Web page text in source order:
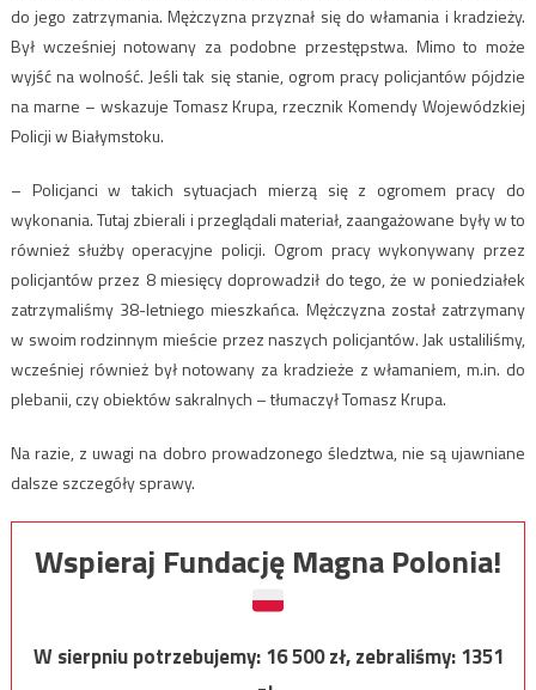
do jego zatrzymania. Mężczyzna przyznał się do włamania i kradzieży.
Był wcześniej notowany za podobne przestępstwa. Mimo to może
wyjść na wolność. Jeśli tak się stanie, ogrom pracy policjantów pójdzie
na marne – wskazuje Tomasz Krupa, rzecznik Komendy Wojewódzkiej
Policji w Białymstoku.
– Policjanci w takich sytuacjach mierzą się z ogromem pracy do
wykonania. Tutaj zbierali i przeglądali materiał, zaangażowane były w to
również służby operacyjne policji. Ogrom pracy wykonywany przez
policjantów przez 8 miesięcy doprowadził do tego, że w poniedziałek
zatrzymaliśmy 38-letniego mieszkańca. Mężczyzna został zatrzymany
w swoim rodzinnym mieście przez naszych policjantów. Jak ustaliliśmy,
wcześniej również był notowany za kradzieże z włamaniem, m.in. do
plebanii, czy obiektów sakralnych – tłumaczył Tomasz Krupa.
Na razie, z uwagi na dobro prowadzonego śledztwa, nie są ujawniane
dalsze szczegóły sprawy.
Wspieraj Fundację Magna Polonia!
W sierpniu potrzebujemy:16 500zł, zebraliśmy:1351